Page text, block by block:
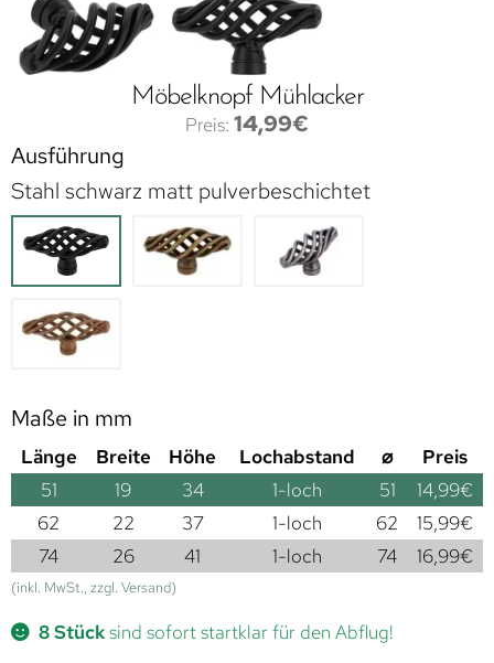
Möbelknopf Mühlacker
14,99€
Ausführung
Stahl schwarz matt pulverbeschichtet
Maße in mm
Länge Breite Höhe Lochabstand ⌀
Preis
51
19 34 1-loch 51 14,99€
62
22 37 1-loch 62 15,99€
74
26 41 1-loch 74 16,99€
(inkl. MwSt., zzgl. Versand)
8 Stücksind sofort startklar für den Abflug!